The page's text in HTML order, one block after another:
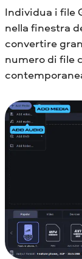
Individua i file
nella finestra
convertire
numero di file